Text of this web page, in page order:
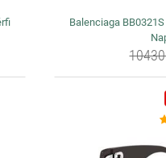
Balenciaga